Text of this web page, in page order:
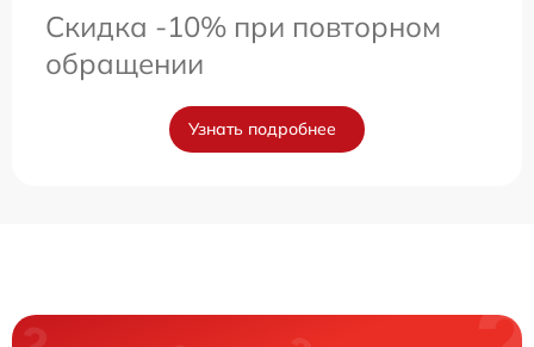
Скидка -10% при повторном
обращении
Узнать подробнее